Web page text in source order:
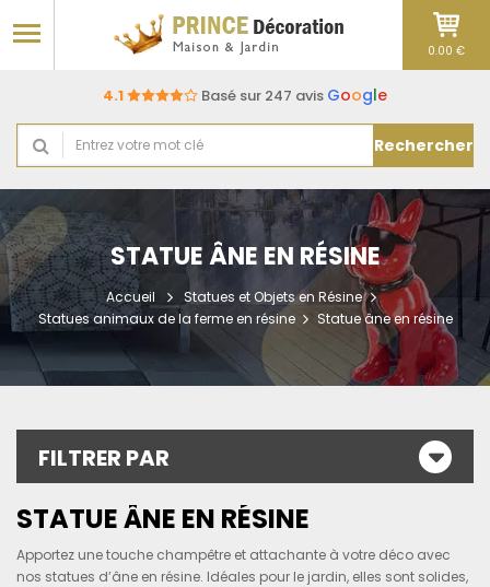
4.1 Basé sur 247 avis Google
Rechercher
0.00 €
STATUE ÂNE EN RÉSINE
Accueil
Statues et Objets en Résine
Statues animaux de la ferme en résine
Statue âne en résine
FILTRER PAR
STATUE ÂNE EN RÉSINE
Apportez une touche champêtre et attachante à votre déco avec
nos statues d’âne en résine. Idéales pour le jardin, elles sont solides,